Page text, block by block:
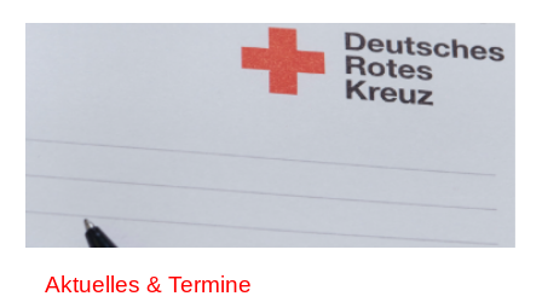
Aktuelles & Termine